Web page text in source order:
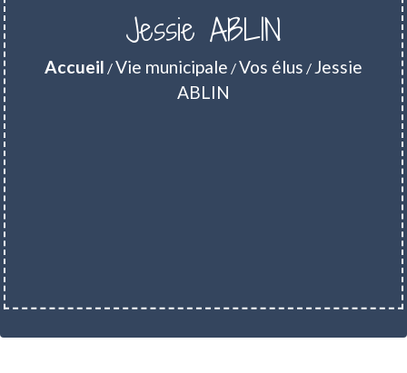
Jessie ABLIN
Accueil /Vie municipale /Vos élus / Jessie
ABLIN